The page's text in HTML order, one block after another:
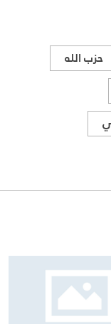
حزب الله